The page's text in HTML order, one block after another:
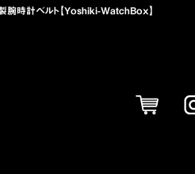
製腕時計ベルト【Yoshiki-WatchBox】